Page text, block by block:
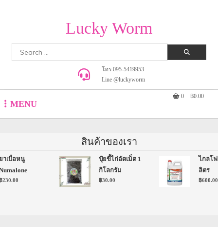
Lucky Worm
Search
โทร 095-5419953
Line @luckyworm
MENU
0 ฿0.00
สินค้าของเรา
เบื่อหนู
ปุ๋ยขี้ไก่อัดเม็ด 1
กิโลกรัม
30.00
ไกลโฟ
ลิตร
600.00